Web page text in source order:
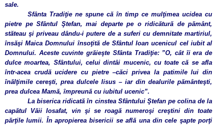
sale.
Sfânta Tradiţie ne spune că în timp ce mulţimea ucidea cu
pietre pe Sfântul Ştefan, mai departe pe o ridicătură de pământ,
stăteau şi priveau dându-i putere de a suferi cu demnitate martiriul,
însăşi Maica Domnului însoţită de Sfântul Ioan ucenicul cel iubit al
Domnului. Aceste cuvinte grăieşte Sfânta Tradiţie: ”O, cât îi era de
dulce moartea, Sfântului, celui dintâi mucenic, cu toate că se afla
într-acea crudă ucidere cu pietre –căci privea la patimile lui din
înălţimile cereşti, prea dulcele Iisus – iar din dealurile pământeşti,
prea dulcea Mamă, împreună cu iubitul ucenic”.
La biserica ridicată în cinstea Sfântului Ştefan pe colina de la
capătul Văii Iosafat, vin şi se roagă numeroşi creştini din toate
părţile lumii. În apropierea bisericii se află una din cele şapte porţi